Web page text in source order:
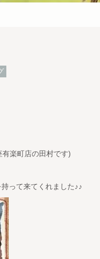
楽町店の田村です)
って来てくれました♪♪